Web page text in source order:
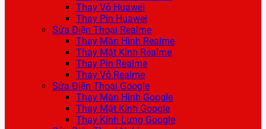
Thay Vỏ Huawei
Thay Pin Huawei
Sửa Điện Thoại Realme
Thay Màn Hình Realme
Thay Mặt Kính Realme
Thay Pin Realme
Thay Vỏ Realme
Sửa Điện Thoại Google
Thay Màn Hình Google
Thay Mặt Kính Google
Thay Kính Lưng Google